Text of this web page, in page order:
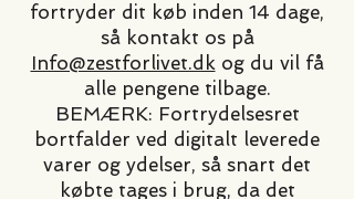
fortryder dit køb inden 14 dage,
så kontakt os på
Info@zestforlivet.dkog du vil få
alle pengene tilbage.
BEMÆRK: Fortrydelsesret
bortfalder ved digitalt leverede
varer og ydelser, så snart det
købte tages i brug, da det